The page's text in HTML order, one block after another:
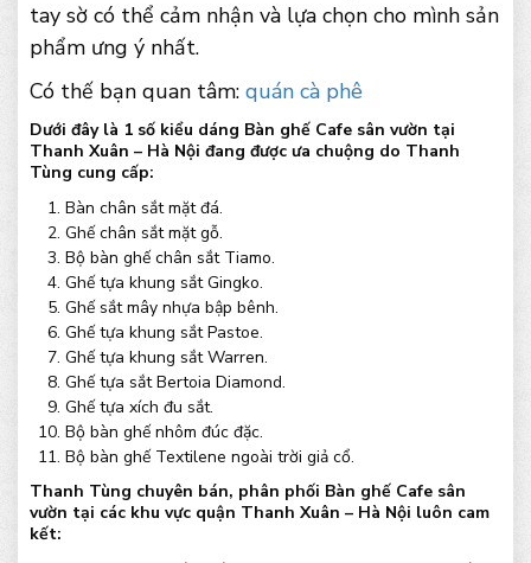
tay sờ có thể cảm nhận và lựa chọn cho mình sản
phẩm ưng ý nhất.
Có thế bạn quan tâm: quán cà phê
Dưới đây là 1 số kiểu dáng Bàn ghế Cafe sân vườn tại
Thanh Xuân – Hà Nội đang được ưa chuộng do Thanh
Tùng cung cấp:
Bàn chân sắt mặt đá.
Ghế chân sắt mặt gỗ.
Bộ bàn ghế chân sắt Tiamo.
Ghế tựa khung sắt Gingko.
Ghế sắt mây nhựa bập bênh.
Ghế tựa khung sắt Pastoe.
Ghế tựa khung sắt Warren.
Ghế tựa sắt Bertoia Diamond.
Ghế tựa xích đu sắt.
Bộ bàn ghế nhôm đúc đặc.
Bộ bàn ghế Textilene ngoài trời giả cổ.
Thanh Tùng chuyên bán, phân phối Bàn ghế Cafe sân
vườn tại các khu vực quận Thanh Xuân – Hà Nội luôn cam
kết: